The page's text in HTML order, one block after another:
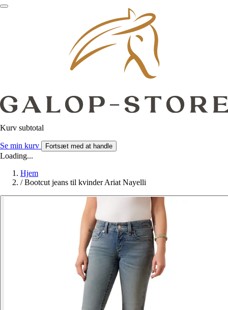
Kurv subtotal
Se min kurv Fortsæt med at handle
Loading...
Hjem
/ Bootcut jeans til kvinder Ariat Nayelli